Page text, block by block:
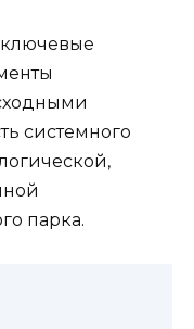
ключевые
системного
парка.